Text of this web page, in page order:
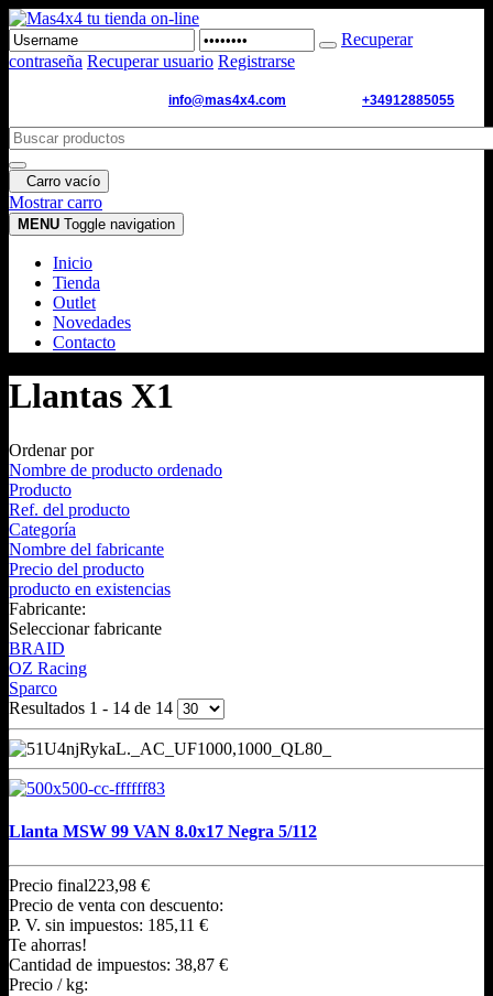
Recuperar
contraseña Recuperar usuario Registrarse
info@mas4x4.com +34912885055
Carro vacío
Mostrar carro
MENU Toggle navigation
Inicio
Tienda
Outlet
Novedades
Contacto
Llantas X1
Ordenar por
Nombre de producto ordenado
Producto
Ref. del producto
Categoría
Nombre del fabricante
Precio del producto
producto en existencias
Fabricante:
Seleccionar fabricante
BRAID
OZ Racing
Sparco
Resultados 1 - 14 de 14
Llanta MSW 99 VAN 8.0x17 Negra 5/112
Precio final223,98 €
Precio de venta con descuento:
P. V. sin impuestos: 185,11 €
Te ahorras!
Cantidad de impuestos: 38,87 €
Precio / kg: